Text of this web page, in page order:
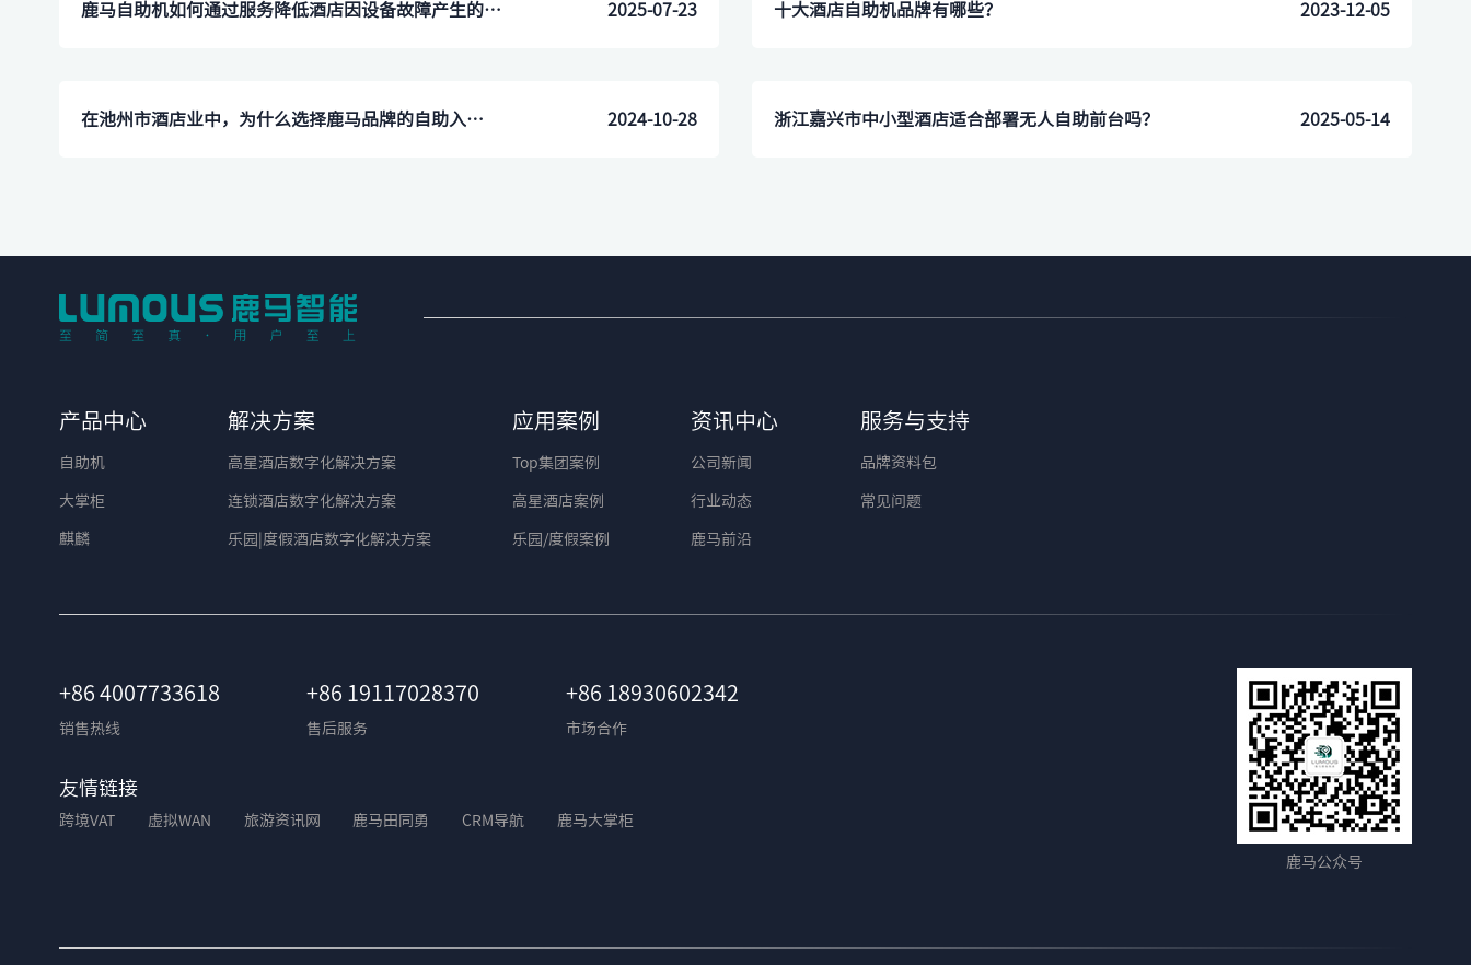
鹿马自助机如何通过服务降低酒店因设备故障产生的隐性成本？ 2025-07-23 十大酒店自助机品牌有哪些？ 2023-12-05
在池州市酒店业中，为什么选择鹿马品牌的自助入住一体机？ 2024-10-28 浙江嘉兴市中小型酒店适合部署无人自助前台吗？ 2025-05-14
产品中心
自助机
大掌柜
麒麟
解决方案
高星酒店数字化解决方案
连锁酒店数字化解决方案
乐园|度假酒店数字化解决方案
应用案例
Top集团案例
高星酒店案例
乐园/度假案例
资讯中心
公司新闻
行业动态
鹿马前沿
服务与支持
品牌资料包
常见问题
+86 4007733618
销售热线
+86 19117028370
售后服务
+86 18930602342
市场合作
友情链接
跨境VAT 虚拟WAN 旅游资讯网 鹿马田同勇 CRM导航 鹿马大掌柜
鹿马公众号